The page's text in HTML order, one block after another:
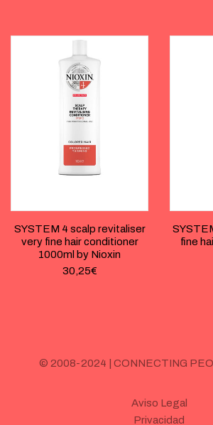
SYSTEM 4 scalp revitaliser
very fine hair conditioner
1000ml by Nioxin
30,25€
fine
© 2008-2024 | CONNECTING
Aviso Legal
Privacidad